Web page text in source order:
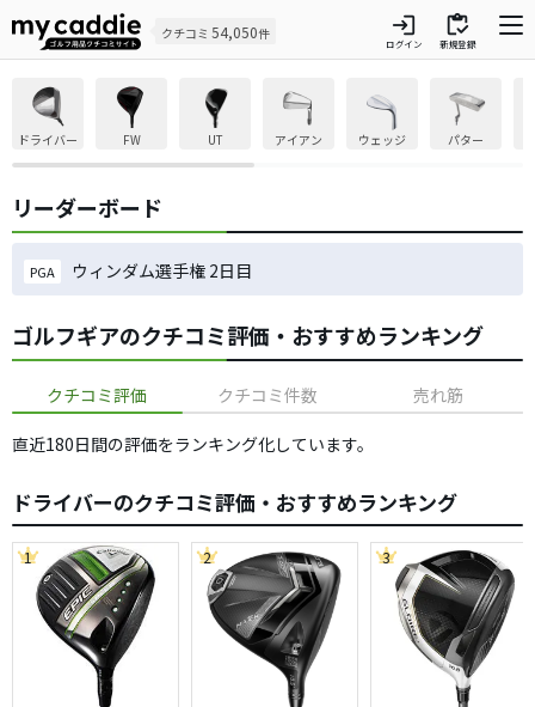
クチコミ 54,050件 login
ログイン
inventory
新規登録
ドライバー FW UT アイアン ウェッジ パター
リーダーボード
PGA ウィンダム選手権 2日目
ゴルフギアのクチコミ評価・おすすめランキング
クチコミ評価 クチコミ件数 売れ筋
直近180日間の評価をランキング化しています。
ドライバーのクチコミ評価・おすすめランキング
1 2 3